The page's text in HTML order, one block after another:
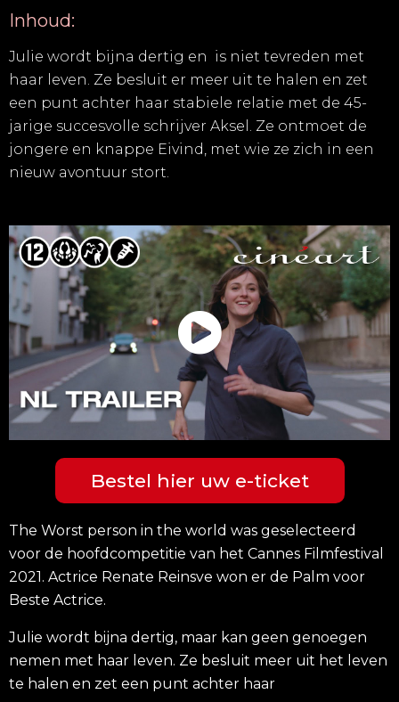
Inhoud:
Julie wordt bijna dertig en is niet tevreden met
haar leven. Ze besluit er meer uit te halen en zet
een punt achter haar stabiele relatie met de 45-
jarige succesvolle schrijver Aksel. Ze ontmoet de
jongere en knappe Eivind, met wie ze zich in een
nieuw avontuur stort.
Bestel hier uw e-ticket
The Worst person in the world was geselecteerd
voor de hoofdcompetitie van het Cannes Filmfestival
2021. Actrice Renate Reinsve won er de Palm voor
Beste Actrice.
Julie wordt bijna dertig, maar kan geen genoegen
nemen met haar leven. Ze besluit meer uit het leven
te halen en zet een punt achter haar